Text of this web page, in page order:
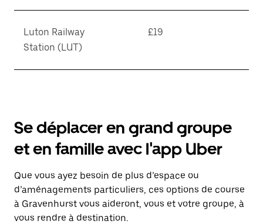
Luton Railway
Station (LUT)
£19
Se déplacer en grand groupe
et en famille avec l'app Uber
Que vous ayez besoin de plus d’espace ou
d’aménagements particuliers, ces options de course
à Gravenhurst vous aideront, vous et votre groupe, à
vous rendre à destination.